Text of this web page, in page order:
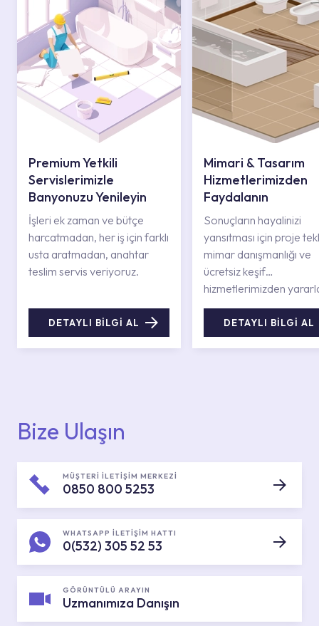
Premium Yetkili
Servislerimizle
Banyonuzu Yenileyin
İşleri ek zaman ve bütçe
harcatmadan, her iş için farklı
usta aratmadan, anahtar
teslim servis veriyoruz.
DETAYLI BİLGİ AL
Mimari & Tasarım
Hizmetlerimizden
Faydalanın
Sonuçların hayalinizi
yansıtması için proje
mimar danışmanlığı ve
ücretsiz keşif
hizmetlerimizden
DETAYLI BİLGİ AL
Bize Ulaşın
MÜŞTERİ İLETİŞİM MERKEZİ
0850 800 5253
WHATSAPP İLETİŞİM HATTI
0(532) 305 52 53
GÖRÜNTÜLÜ ARAYIN
Uzmanımıza Danışın